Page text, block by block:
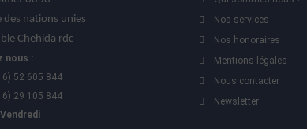
des nations unies
Chehida rdc
nous :
52 605 844
29 105 844
Nos services
Nos honoraires
Mentions légales
Nous contacter
Newsletter